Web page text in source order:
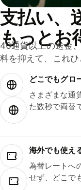
支払い、
もっとお
40通貨以上の送金
料を抑えて、これひ
どこでもグ⁠ロ⁠
さまざまな通
た数秒で両替
海外でも使え
為替レートへ
せず、どこで